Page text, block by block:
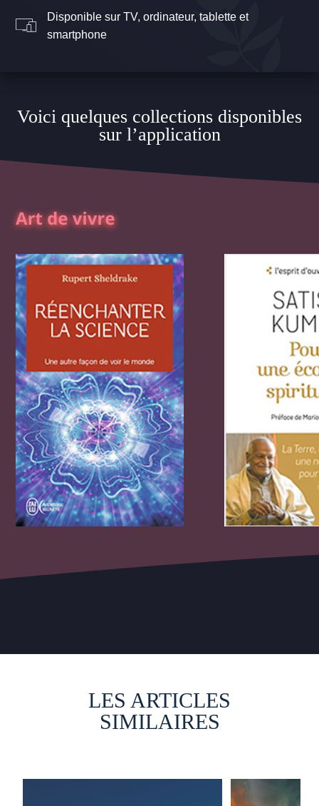
Disponible sur TV, ordinateur, tablette et
smartphone
Voici quelques collections disponibles
sur l’application
LES ARTICLES
SIMILAIRES